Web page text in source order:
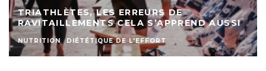
TRIATHLÈTES, LES ERREURS DE
RAVITAILLEMENTS CELA S’APPREND AUSSI
NUTRITION DIÉTÉTIQUE DE L'EFFORT